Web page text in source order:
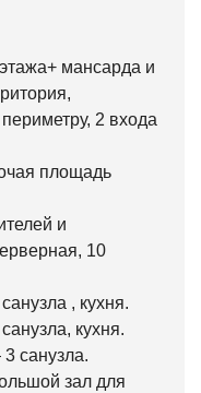
мансарда и
2 входа
площадь
и
10
, кухня.
кухня.
санузла.
зал для